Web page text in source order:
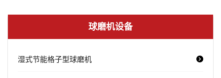
球磨机设备
湿式节能格子型球磨机